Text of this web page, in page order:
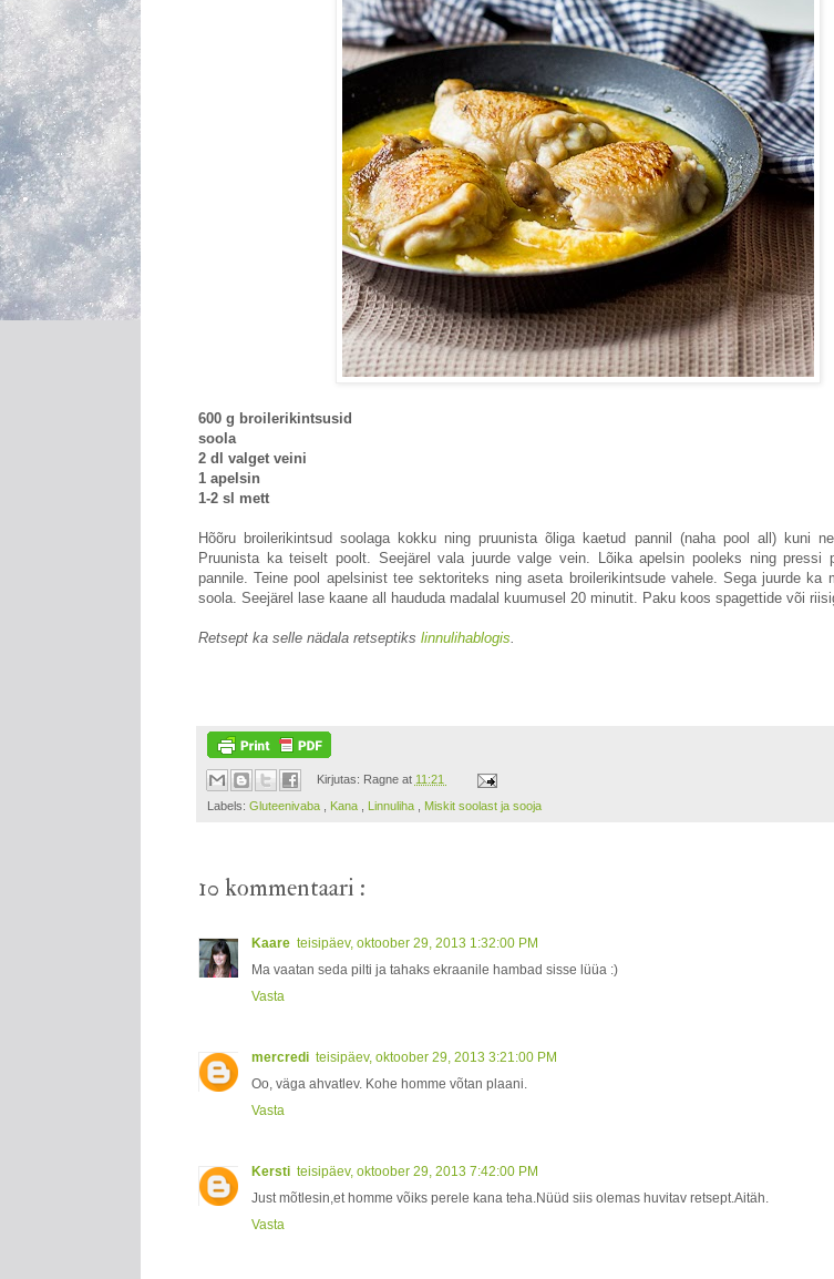
600 g broilerikintsusid
soola
2 dl valget veini
1 apelsin
1-2 sl mett
Hõõru broilerikintsud soolaga kokku ning pruunista õliga kaetud pannil (naha pool all) kuni
Pruunista ka teiselt poolt. Seejärel vala juurde valge vein. Lõika apelsin pooleks ning pressi
pannile. Teine pool apelsinist tee sektoriteks ning aseta broilerikintsude vahele. Sega juurde ka
soola. Seejärel lase kaane all haududa madalal kuumusel 20 minutit. Paku koos spagettide või
Retsept ka selle nädala retseptiks linnulihablogis.
Kirjutas: Ragne at 11:21
Labels: Gluteenivaba , Kana , Linnuliha , Miskit soolast ja sooja
10 kommentaari :
Kaare teisipäev, oktoober 29, 2013 1:32:00 PM
Ma vaatan seda pilti ja tahaks ekraanile hambad sisse lüüa :)
Vasta
mercredi teisipäev, oktoober 29, 2013 3:21:00 PM
Oo, väga ahvatlev. Kohe homme võtan plaani.
Vasta
Kersti teisipäev, oktoober 29, 2013 7:42:00 PM
Just mõtlesin,et homme võiks perele kana teha.Nüüd siis olemas huvitav retsept.Aitäh.
Vasta